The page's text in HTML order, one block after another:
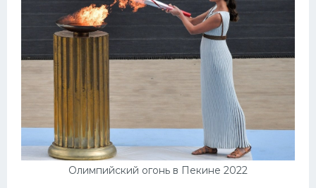
Олимпийский огонь в Пекине 2022